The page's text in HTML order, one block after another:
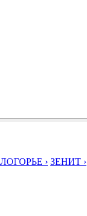
› ЗЕНИТ ›